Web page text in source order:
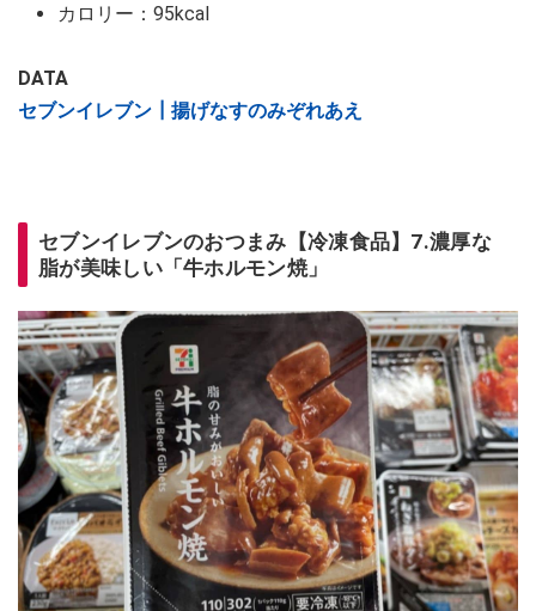
カロリー：95kcal
DATA
セブンイレブン┃揚げなすのみぞれあえ
セブンイレブンのおつまみ【冷凍食品】7.濃厚な
脂が美味しい「牛ホルモン焼」